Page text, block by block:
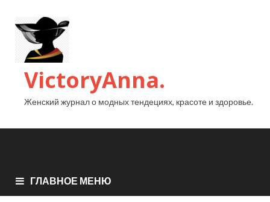
VictoryAnna.
Женский журнал о модных тендециях, красоте и здоровье.
ГЛАВНОЕ МЕНЮ